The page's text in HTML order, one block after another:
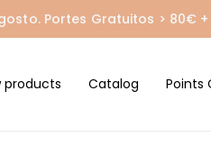
Portes Gratuitos > 80€
products Catalog Points